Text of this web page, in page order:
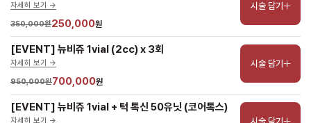
자세히 보기 ->
350,000원250,000원
시술 담기
[EVENT] 뉴비쥬 1vial (2cc) x 3회
자세히 보기 ->
950,000원700,000원
시술 담기
[EVENT] 뉴비쥬 1vial + 턱 톡신 50유닛 (코어톡스)
자세히 보기 ->
항노화수액
기타